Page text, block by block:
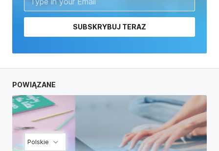
SUBSKRYBUJ TERAZ
POWIĄZANE
Polskie